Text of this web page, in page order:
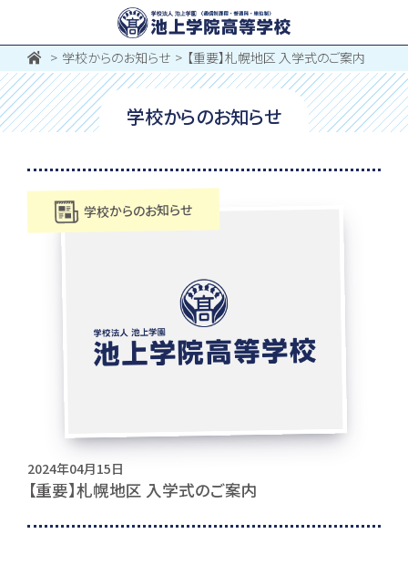
お問い合わせ
〒062-0903 北海道札幌市豊平区豊平３条５丁目１-３８
学校からのお知らせ 【重要】札幌地区 入学式のご案内
学校からのお知らせ
学校からのお知らせ
2024年04月15日
【重要】札幌地区 入学式のご案内